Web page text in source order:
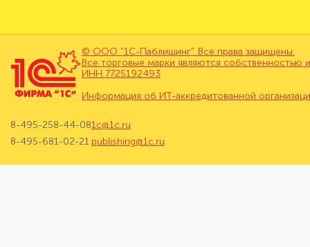
© ООО "1С-Паблишинг". Все права защищены.
Все торговые марки являются собственностью
ИНН 7725192493
Информация об ИТ-аккредитованной
8-495-258-44-08
8-495-681-02-21
1c@1c.ru
publishing@1c.ru